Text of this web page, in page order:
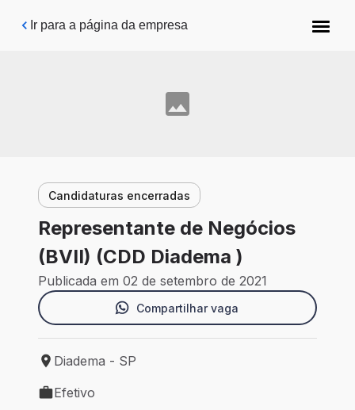
Pular para o conteúdo principal
Ir para a página da empresa
Candidaturas encerradas
Representante de Negócios
(BVII) (CDD Diadema )
Publicada em 02 de setembro de 2021
Compartilhar vaga
Local de trabalho: Diadema - SP
Diadema - SP
Tipo de vaga: Efetivo
Efetivo